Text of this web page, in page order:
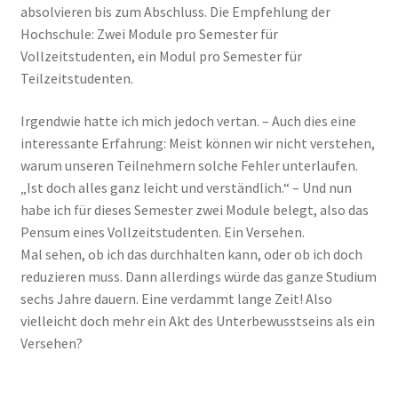
absolvieren bis zum Abschluss. Die Empfehlung der
Hochschule: Zwei Module pro Semester für
Vollzeitstudenten, ein Modul pro Semester für
Teilzeitstudenten.
Irgendwie hatte ich mich jedoch vertan. – Auch dies eine
interessante Erfahrung: Meist können wir nicht verstehen,
warum unseren Teilnehmern solche Fehler unterlaufen.
„Ist doch alles ganz leicht und verständlich.“ – Und nun
habe ich für dieses Semester zwei Module belegt, also das
Pensum eines Vollzeitstudenten. Ein Versehen.
Mal sehen, ob ich das durchhalten kann, oder ob ich doch
reduzieren muss. Dann allerdings würde das ganze Studium
sechs Jahre dauern. Eine verdammt lange Zeit! Also
vielleicht doch mehr ein Akt des Unterbewusstseins als ein
Versehen?